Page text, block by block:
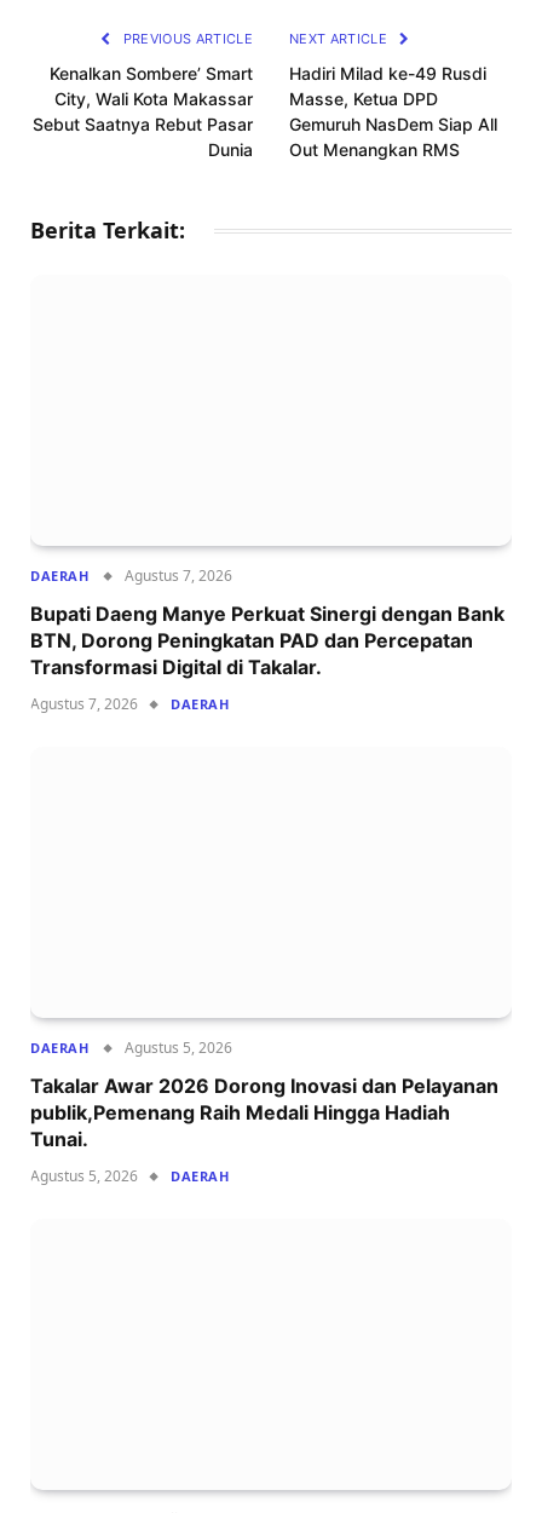
PREVIOUS ARTICLE
Kenalkan Sombere’ Smart
City, Wali Kota Makassar
Sebut Saatnya Rebut Pasar
Dunia
NEXT ARTICLE
Hadiri Milad ke-49 Rusdi
Masse, Ketua DPD
Gemuruh NasDem Siap All
Out Menangkan RMS
Berita Terkait:
DAERAH Agustus 7, 2026
Bupati Daeng Manye Perkuat Sinergi dengan Bank
BTN, Dorong Peningkatan PAD dan Percepatan
Transformasi Digital di Takalar.
Agustus 7, 2026 DAERAH
DAERAH Agustus 5, 2026
Takalar Awar 2026 Dorong Inovasi dan Pelayanan
publik,Pemenang Raih Medali Hingga Hadiah
Tunai.
Agustus 5, 2026 DAERAH